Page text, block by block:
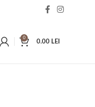
0
0.00 LEI